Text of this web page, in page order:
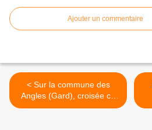
Ajouter un commentaire
< Sur la commune des
Angles (Gard), croisée ce
week-end une belle réunion